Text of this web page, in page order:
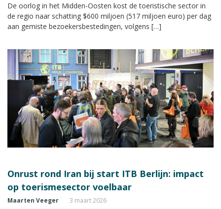
De oorlog in het Midden-Oosten kost de toeristische sector in
de regio naar schatting $600 miljoen (517 miljoen euro) per dag
aan gemiste bezoekersbestedingen, volgens […]
Onrust rond Iran bij start ITB Berlijn: impact
op toerismesector voelbaar
Maarten Veeger 3 maart 2026